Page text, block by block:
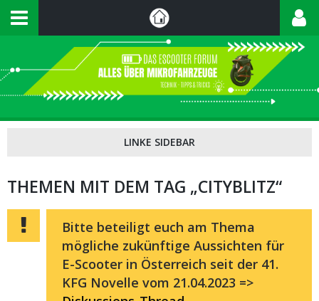
THEMEN MIT DEM TAG „CITYBLITZ“
Bitte beteiligt euch am Thema
mögliche zukünftige Aussichten für
E-Scooter in Österreich seit der 41.
KFG Novelle vom 21.04.2023 =>